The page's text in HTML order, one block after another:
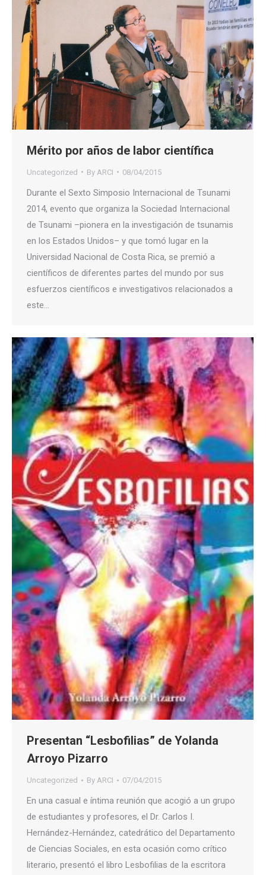
Mérito por años de labor científica
Uncategorized By ARCI 08/04/2015
Durante el Sexto Simposio Internacional de Tsunami
2014, evento que organiza la Sociedad Internacional
de Tsunami –pionera en la investigación de tsunamis
en los Estados Unidos– y que tomó lugar en la
Universidad Nacional de Costa Rica, se premió a
científicos de diferentes partes del mundo por sus
esfuerzos científicos e investigativos relacionados a
este…
Presentan “Lesbofilias” de Yolanda
Arroyo Pizarro
Uncategorized By ARCI 07/04/2015
En una casual e íntima reunión que acogió a un grupo
de estudiantes y profesores, el Dr. Carlos I.
Hernández-Hernández, catedrático del Departamento
de Ciencias Sociales, en esta ocasión como crítico
literario, presentó el libro Lesbofilias de la escritora